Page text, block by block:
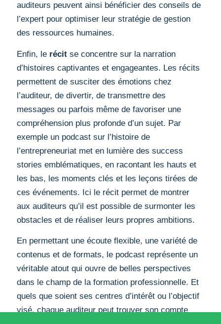
auditeurs peuvent ainsi bénéficier des conseils de
l’expert pour optimiser leur stratégie de gestion
des ressources humaines.
Enfin, le récitse concentre sur la narration
d’histoires captivantes et engageantes. Les récits
permettent de susciter des émotions chez
l’auditeur, de divertir, de transmettre des
messages ou parfois même de favoriser une
compréhension plus profonde d’un sujet. Par
exemple un podcast sur l’histoire de
l’entrepreneuriat met en lumière des success
stories emblématiques, en racontant les hauts et
les bas, les moments clés et les leçons tirées de
ces événements. Ici le récit permet de montrer
aux auditeurs qu’il est possible de surmonter les
obstacles et de réaliser leurs propres ambitions.
En permettant une écoute flexible, une variété de
contenus et de formats, le podcast représente un
véritable atout qui ouvre de belles perspectives
dans le champ de la formation professionnelle. Et
quels que soient ses centres d’intérêt ou l’objectif
visé, chaque auditeur peut trouver son compte